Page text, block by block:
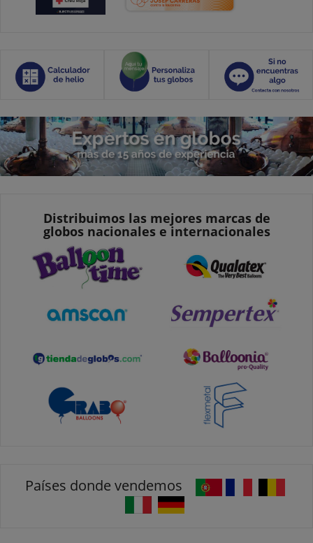
Distribuimos las mejores marcas de
globos nacionales e internacionales
Países donde vendemos